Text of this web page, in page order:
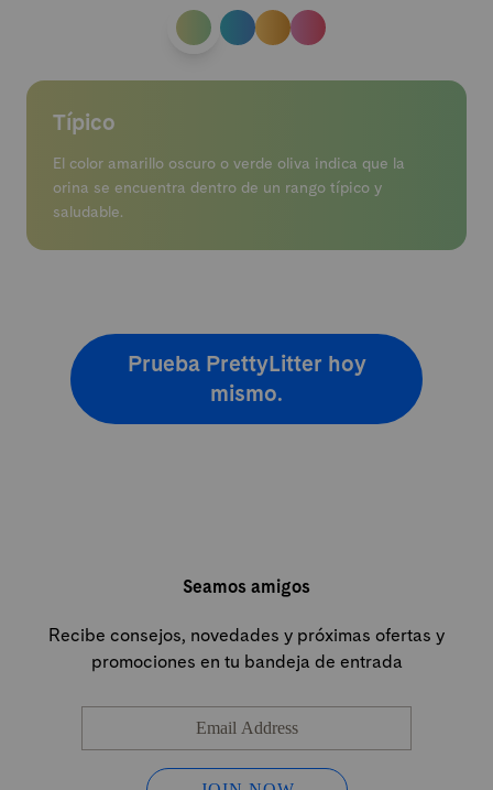
Típico
El color amarillo oscuro o verde oliva indica que la
orina se encuentra dentro de un rango típico y
saludable.
Prueba PrettyLitter hoy
mismo.
Seamos amigos
Recibe consejos, novedades y próximas ofertas y
promociones en tu bandeja de entrada